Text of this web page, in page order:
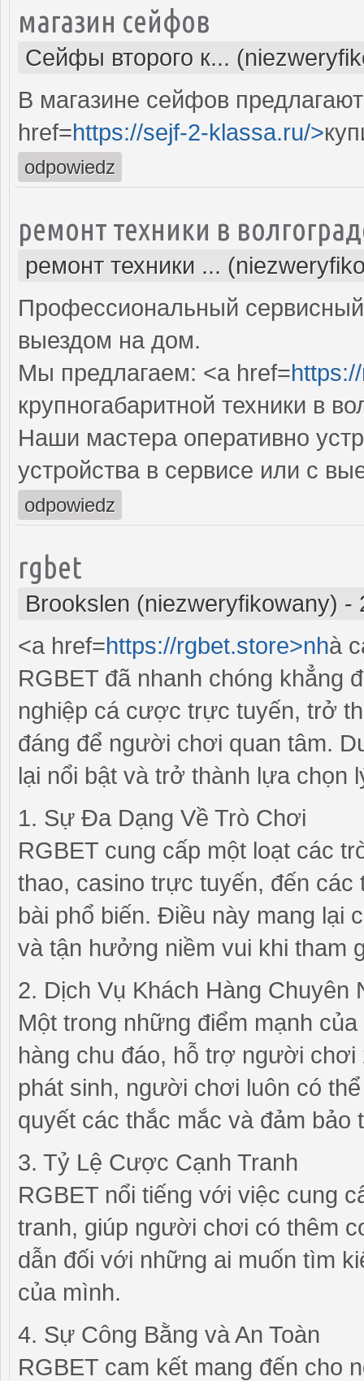
магазин сейфов
Сейфы второго к...
В магазине сейфов
href=https://sejf-2-klassa.ru/>
odpowiedz
ремонт техники в
ремонт техники ...
Профессиональный
выездом на дом.
Мы предлагаем: <a href=
крупногабаритной техники в
Наши мастера оперативно
устройства в сервисе или с
odpowiedz
rgbet
Brookslen (niezweryfikowany) -
<a href=https://rgbet.store>nhà
RGBET đã nhanh chóng khẳng
nghiệp cá cược trực tuyến, trở
đáng để người chơi quan tâm.
lại nổi bật và trở thành lựa
1. Sự Đa Dạng Về Trò Chơi
RGBET cung cấp một loạt các
thao, casino trực tuyến, đến
bài phổ biến. Điều này mang lại
và tận hưởng niềm vui khi tham
2. Dịch Vụ Khách Hàng Chuyên
Một trong những điểm mạnh
hàng chu đáo, hỗ trợ người
phát sinh, người chơi luôn có
quyết các thắc mắc và đảm
3. Tỷ Lệ Cược Cạnh Tranh
RGBET nổi tiếng với việc cung
tranh, giúp người chơi có thêm
dẫn đối với những ai muốn tìm
của mình.
4. Sự Công Bằng và An Toàn
RGBET cam kết mang đến